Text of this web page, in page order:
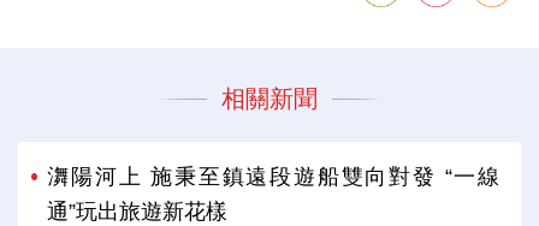
相關新聞
㵲陽河上 施秉至鎮遠段遊船雙向對發 “一線
通”玩出旅遊新花樣